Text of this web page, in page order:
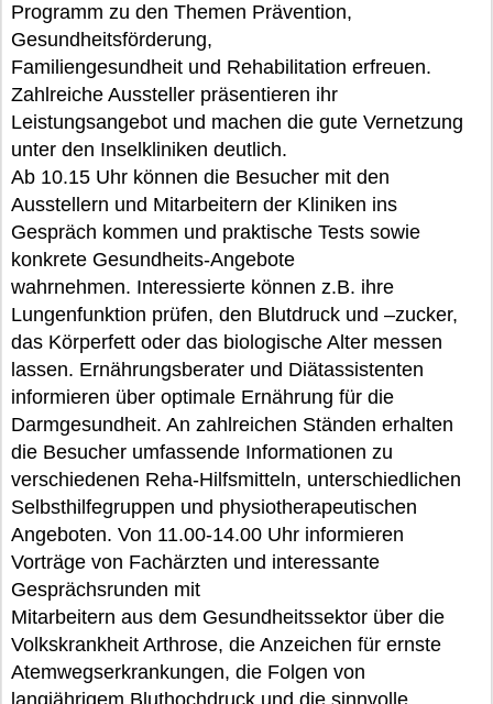
Programm zu den Themen Prävention,
Gesundheitsförderung,
Familiengesundheit und Rehabilitation erfreuen.
Zahlreiche Aussteller präsentieren ihr
Leistungsangebot und machen die gute Vernetzung
unter den Inselkliniken deutlich.
Ab 10.15 Uhr können die Besucher mit den
Ausstellern und Mitarbeitern der Kliniken ins
Gespräch kommen und praktische Tests sowie
konkrete Gesundheits-Angebote
wahrnehmen. Interessierte können z.B. ihre
Lungenfunktion prüfen, den Blutdruck und –zucker,
das Körperfett oder das biologische Alter messen
lassen. Ernährungsberater und Diätassistenten
informieren über optimale Ernährung für die
Darmgesundheit. An zahlreichen Ständen erhalten
die Besucher umfassende Informationen zu
verschiedenen Reha-Hilfsmitteln, unterschiedlichen
Selbsthilfegruppen und physiotherapeutischen
Angeboten. Von 11.00-14.00 Uhr informieren
Vorträge von Fachärzten und interessante
Gesprächsrunden mit
Mitarbeitern aus dem Gesundheitssektor über die
Volkskrankheit Arthrose, die Anzeichen für ernste
Atemwegserkrankungen, die Folgen von
langjährigem Bluthochdruck und die sinnvolle